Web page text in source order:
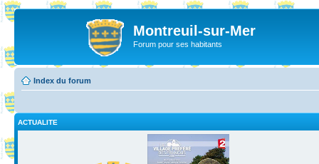
Montreuil-sur-Mer
Forum pour ses habitants
Index du forum
ACTUALITE